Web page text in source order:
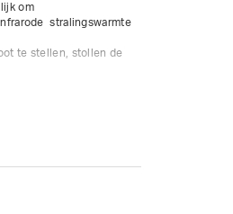
om
stralingswarmte
te stellen, stollen de